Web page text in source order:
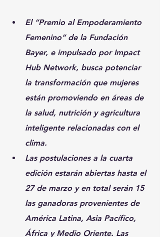
El “Premio al Empoderamiento
Femenino” de la Fundación
Bayer, e impulsado por Impact
Hub Network, busca potenciar
la transformación que mujeres
están promoviendo en áreas de
la salud, nutrición y agricultura
inteligente relacionadas con el
clima.
Las postulaciones a la cuarta
edición estarán abiertas hasta el
27 de marzo y en total serán 15
las ganadoras provenientes de
América Latina, Asia Pacífico,
África y Medio Oriente. Las